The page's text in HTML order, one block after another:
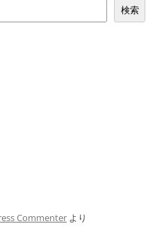
検索
Commenter より